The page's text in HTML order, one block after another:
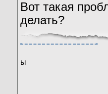
Вот такая
делать?
ы